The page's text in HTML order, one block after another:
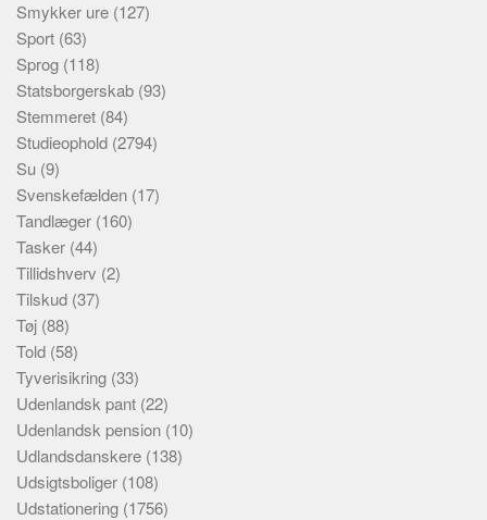
Smykker ure (127)
Sport (63)
Sprog (118)
Statsborgerskab (93)
Stemmeret (84)
Studieophold (2794)
Su (9)
Svenskefælden (17)
Tandlæger (160)
Tasker (44)
Tillidshverv (2)
Tilskud (37)
Tøj (88)
Told (58)
Tyverisikring (33)
Udenlandsk pant (22)
Udenlandsk pension (10)
Udlandsdanskere (138)
Udsigtsboliger (108)
Udstationering (1756)